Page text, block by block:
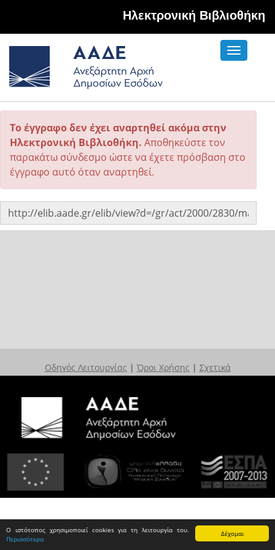
Δέχομαι
Ο ιστότοπος χρησιμοποιεί cookies για τη λειτουργία του.
Περισσότερα
Hλεκτρονική Βιβλιοθήκη
Toggle
Το έγγραφο δεν έχει αναρτηθεί ακόμα στην
Ηλεκτρονική Βιβλιοθήκη. Αποθηκεύστε τον
παρακάτω σύνδεσμο ώστε να έχετε πρόσβαση στο
έγγραφο αυτό όταν αναρτηθεί.
Οδηγός Λειτουργίας | Όροι Χρήσης | Σχετικά